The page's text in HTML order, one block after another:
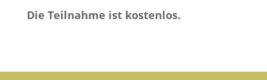
Die Teilnahme ist kostenlos.